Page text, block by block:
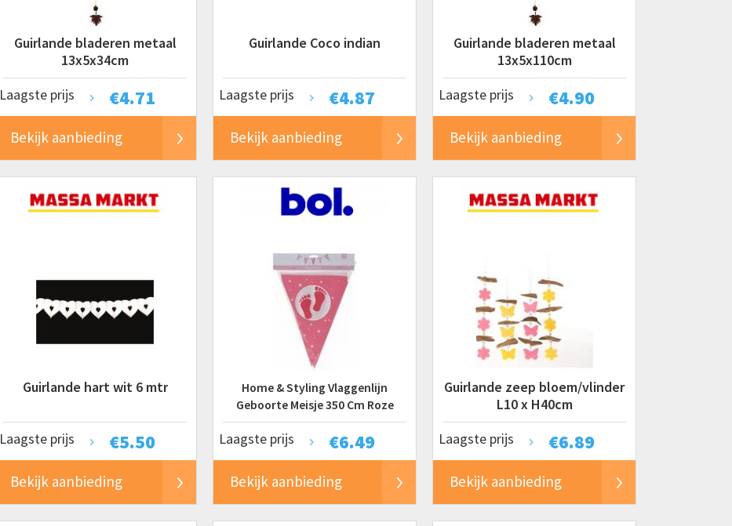
Guirlande bladeren metaal
13x5x34cm
€4.71
Laagste prijs
Bekijk aanbieding
Guirlande Coco indian
€4.87
Laagste prijs
Bekijk aanbieding
Guirlande bladeren metaal
13x5x110cm
€4.90
Laagste prijs
Bekijk aanbieding
Guirlande hart wit 6 mtr
€5.50
Laagste prijs
Bekijk aanbieding
Home & Styling Vlaggenlijn
Geboorte Meisje 350 Cm Roze
€6.49
Laagste prijs
Bekijk aanbieding
Guirlande zeep bloem/vlinder
L10 x H40cm
€6.89
Laagste prijs
Bekijk aanbieding